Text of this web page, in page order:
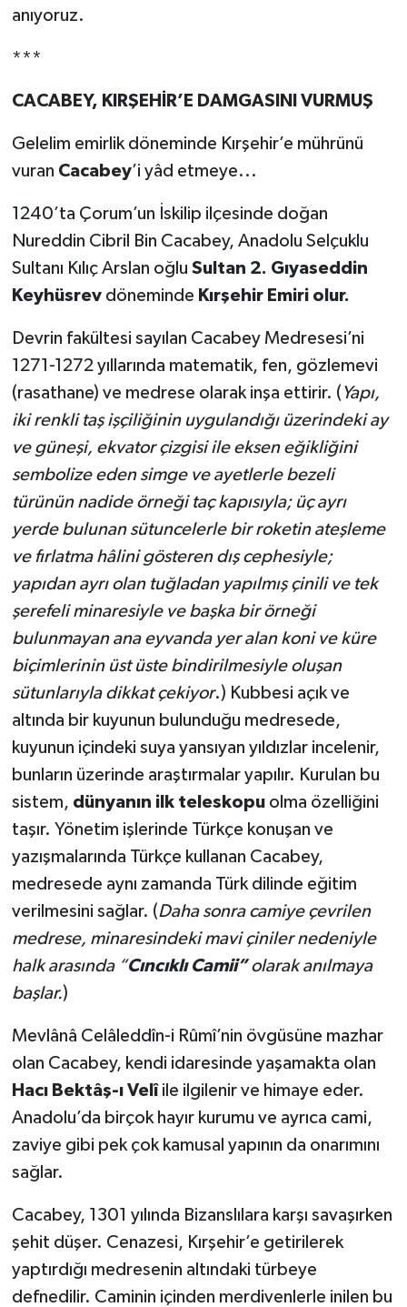
anıyoruz.
***
CACABEY, KIRŞEHİR’E DAMGASINI VURMUŞ
Gelelim emirlik döneminde Kırşehir’e mührünü
vuran Cacabey’i yâd etmeye...
1240’ta Çorum’un İskilip ilçesinde doğan
Nureddin Cibril Bin Cacabey, Anadolu Selçuklu
Sultanı Kılıç Arslan oğlu Sultan 2. Gıyaseddin
Keyhüsrevdöneminde Kırşehir Emiri olur.
Devrin fakültesi sayılan Cacabey Medresesi’ni
1271-1272 yıllarında matematik, fen, gözlemevi
(rasathane) ve medrese olarak inşa ettirir. ( Yapı,
iki renkli taş işçiliğinin uygulandığı üzerindeki ay
ve güneşi, ekvator çizgisi ile eksen eğikliğini
sembolize eden simge ve ayetlerle bezeli
türünün nadide örneği taç kapısıyla; üç ayrı
yerde bulunan sütuncelerle bir roketin ateşleme
ve fırlatma hâlini gösteren dış cephesiyle;
yapıdan ayrı olan tuğladan yapılmış çinili ve tek
şerefeli minaresiyle ve başka bir örneği
bulunmayan ana eyvanda yer alan koni ve küre
biçimlerinin üst üste bindirilmesiyle oluşan
sütunlarıyla dikkat çekiyor.) Kubbesi açık ve
altında bir kuyunun bulunduğu medresede,
kuyunun içindeki suya yansıyan yıldızlar incelenir,
bunların üzerinde araştırmalar yapılır. Kurulan bu
sistem, dünyanın ilk teleskopu olma özelliğini
taşır. Yönetim işlerinde Türkçe konuşan ve
yazışmalarında Türkçe kullanan Cacabey,
medresede aynı zamanda Türk dilinde eğitim
verilmesini sağlar. (Daha sonra camiye çevrilen
medrese, minaresindeki mavi çiniler nedeniyle
halk arasında “Cıncıklı Camii”olarak anılmaya
başlar.)
Mevlânâ Celâleddîn-i Rûmî’nin övgüsüne mazhar
olan Cacabey, kendi idaresinde yaşamakta olan
Hacı Bektâş-ı Velîile ilgilenir ve himaye eder.
Anadolu’da birçok hayır kurumu ve ayrıca cami,
zaviye gibi pek çok kamusal yapının da onarımını
sağlar.
Cacabey, 1301 yılında Bizanslılara karşı savaşırken
şehit düşer. Cenazesi, Kırşehir’e getirilerek
yaptırdığı medresenin altındaki türbeye
defnedilir. Caminin içinden merdivenlerle inilen bu